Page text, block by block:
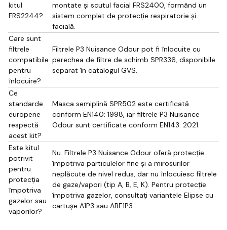
kitul
FRS2244?
montate și scutul facial FRS2400, formând un
sistem complet de protecție respiratorie și
facială.
Care sunt
filtrele
compatibile
pentru
înlocuire?
Filtrele P3 Nuisance Odour pot fi înlocuite cu
perechea de filtre de schimb SPR336, disponibile
separat în catalogul GVS.
Ce
standarde
europene
respectă
acest kit?
Masca semiplină SPR502 este certificată
conform EN140: 1998, iar filtrele P3 Nuisance
Odour sunt certificate conform EN143: 2021.
Este kitul
potrivit
pentru
protecția
împotriva
gazelor sau
vaporilor?
Nu. Filtrele P3 Nuisance Odour oferă protecție
împotriva particulelor fine și a mirosurilor
neplăcute de nivel redus, dar nu înlocuiesc filtrele
de gaze/vapori (tip A, B, E, K). Pentru protecție
împotriva gazelor, consultați variantele Elipse cu
cartușe A1P3 sau ABE1P3.